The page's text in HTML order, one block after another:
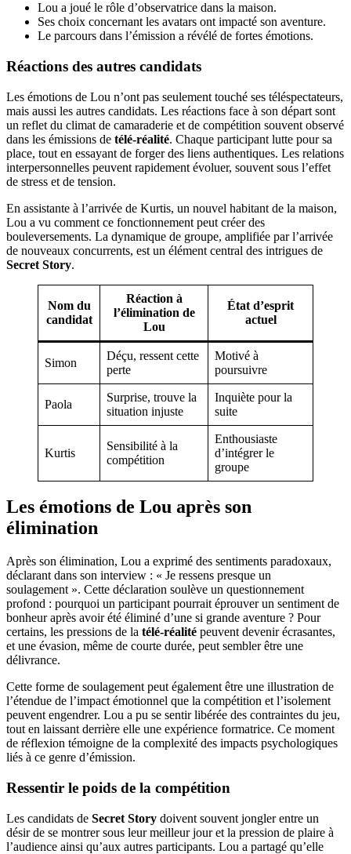
Lou a joué le rôle d’observatrice dans la maison.
Ses choix concernant les avatars ont impacté son aventure.
Le parcours dans l’émission a révélé de fortes émotions.
Réactions des autres candidats
Les émotions de Lou n’ont pas seulement touché ses téléspectateurs,
mais aussi les autres candidats. Les réactions face à son départ sont
un reflet du climat de camaraderie et de compétition souvent observé
dans les émissions de télé-réalité. Chaque participant lutte pour sa
place, tout en essayant de forger des liens authentiques. Les relations
interpersonnelles peuvent rapidement évoluer, souvent sous l’effet
de stress et de tension.
En assistante à l’arrivée de Kurtis, un nouvel habitant de la maison,
Lou a vu comment ce fonctionnement peut créer des
bouleversements. La dynamique de groupe, amplifiée par l’arrivée
de nouveaux concurrents, est un élément central des intrigues de
Secret Story.
Nom du
candidat
Réaction à
l’élimination de
Lou
État d’esprit
actuel
Simon
Déçu, ressent cette
perte
Motivé à
poursuivre
Paola
Surprise, trouve la
situation injuste
Inquiète pour la
suite
Kurtis
Sensibilité à la
compétition
Enthousiaste
d’intégrer le
groupe
Les émotions de Lou après son
élimination
Après son élimination, Lou a exprimé des sentiments paradoxaux,
déclarant dans son interview : « Je ressens presque un
soulagement ». Cette déclaration soulève un questionnement
profond : pourquoi un participant pourrait éprouver un sentiment de
bonheur après avoir été éliminé d’une si grande aventure ? Pour
certains, les pressions de la télé-réalité peuvent devenir écrasantes,
et une évasion, même de courte durée, peut sembler être une
délivrance.
Cette forme de soulagement peut également être une illustration de
l’étendue de l’impact émotionnel que la compétition et l’isolement
peuvent engendrer. Lou a pu se sentir libérée des contraintes du jeu,
tout en laissant derrière elle une expérience formatrice. Ce moment
de réflexion témoigne de la complexité des impacts psychologiques
liés à ce genre d’émission.
Ressentir le poids de la compétition
Les candidats de Secret Story doivent souvent jongler entre un
désir de se montrer sous leur meilleur jour et la pression de plaire à
l’audience ainsi qu’aux autres participants. Lou a partagé qu’elle